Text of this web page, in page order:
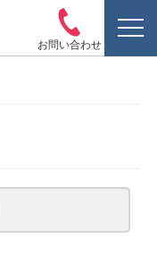
お問い合わせ